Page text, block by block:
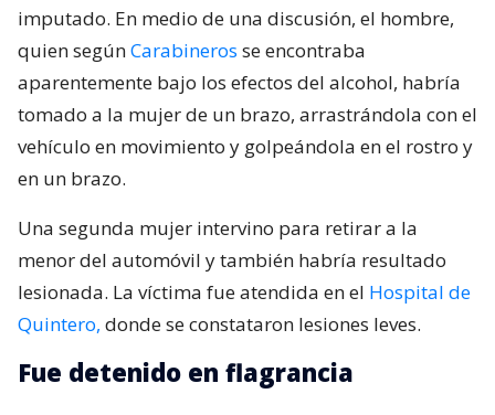
imputado. En medio de una discusión, el hombre,
quien segúnCarabineros se encontraba
aparentemente bajo los efectos del alcohol, habría
tomado a la mujer de un brazo, arrastrándola con el
vehículo en movimiento y golpeándola en el rostro y
en un brazo.
Una segunda mujer intervino para retirar a la
menor del automóvil y también habría resultado
lesionada. La víctima fue atendida en el Hospital de
Quintero, donde se constataron lesiones leves.
Fue detenido en flagrancia